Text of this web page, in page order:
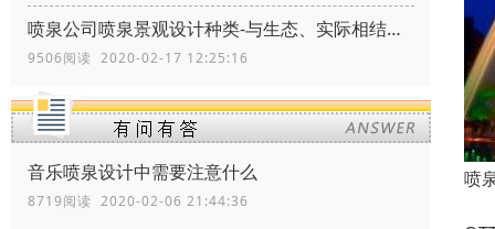
喷泉公司喷泉景观设计种类-与生态、实际相结合
9506阅读 2020-02-17 12:25:16
音乐喷泉设计中需要注意什么
8719阅读 2020-02-06 21:44:36
喷